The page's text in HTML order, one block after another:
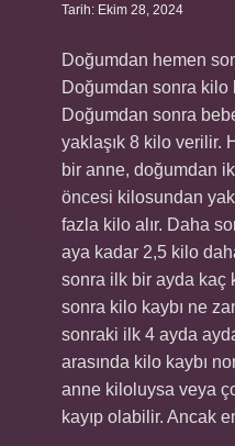
Tarih: Ekim 28, 2024
Doğumdan hemen
Doğumdan sonra kilo
Doğumdan sonra
yaklaşık 8 kilo verilir.
bir anne, doğumdan
öncesi kilosundan
fazla kilo alır. Daha
aya kadar 2,5 kilo
sonra ilk bir ayda kaç
sonra kilo kaybı ne
sonraki ilk 4 ayda
arasında kilo kaybı
anne kiloluysa veya
kayıp olabilir. Ancak